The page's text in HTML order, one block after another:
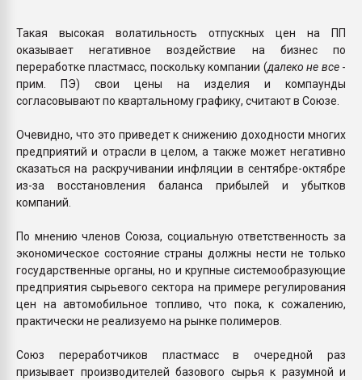
Такая высокая волатильность отпускных цен на ПП
оказывает негативное воздействие на бизнес по
переработке пластмасс, поскольку компании (далеко не все -
прим. ПЭ) свои цены на изделия и компаунды
согласовывают по квартальному графику, считают в Союзе.
Очевидно, что это приведет к снижению доходности многих
предприятий и отрасли в целом, а также может негативно
сказаться на раскручивании инфляции в сентябре-октябре
из-за восстановления баланса прибылей и убытков
компаний.
По мнению членов Союза, социальную ответственность за
экономическое состояние страны должны нести не только
государственные органы, но и крупные системообразующие
предприятия сырьевого сектора на примере регулирования
цен на автомобильное топливо, что пока, к сожалению,
практически не реализуемо на рынке полимеров.
Союз переработчиков пластмасс в очередной раз
призывает производителей базового сырья к разумной и